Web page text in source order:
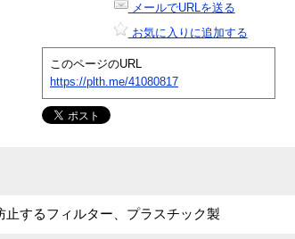
メールでURLを送る
お気に入りに追加する
このページのURL
https://plth.me/41080817
するフィルター、プラスチック製